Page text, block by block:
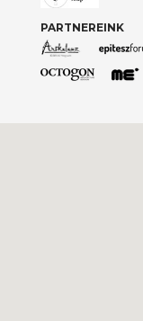
PARTNEREINK